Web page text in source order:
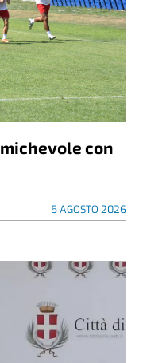
con
5 AGOSTO 2026